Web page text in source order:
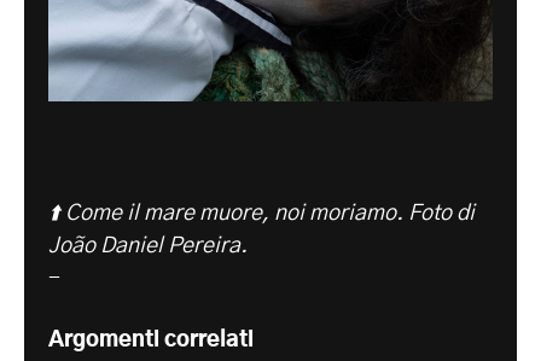
⬆️ Come il mare muore, noi moriamo. Foto di
João Daniel Pereira.
-
Argomenti correlati